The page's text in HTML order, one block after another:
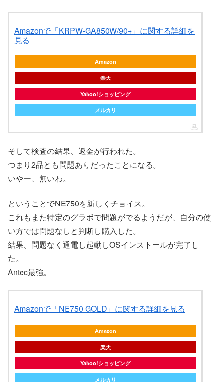
Amazonで「KRPW-GA850W/90+」に関する詳細を
見る
Amazon
楽天
Yahoo!ショッピング
メルカリ
そして検査の結果、返金が行われた。
つまり2品とも問題ありだったことになる。
いやー、無いわ。
ということでNE750を新しくチョイス。
これもまた特定のグラボで問題がでるようだが、自分の使
い方では問題なしと判断し購入した。
結果、問題なく通電し起動しOSインストールが完了し
た。
Antec最強。
Amazonで「NE750 GOLD」に関する詳細を見る
Amazon
楽天
Yahoo!ショッピング
メルカリ